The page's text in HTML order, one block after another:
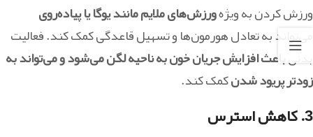
ورزش کردن به ویژهورزش‌های ملایم مانند یوگا یا پیاده‌روی
می‌تواند به تعادل هورمون‌ها و تسهیل قاعدگی کمک کند. فعالیت
بدنیباعث افزایش جریان خون به ناحیه لگن می‌شود و می‌تواند به
زودتر پریود شدنکمک کند.
3. کاهش استرس